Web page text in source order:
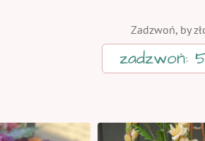
Zadzwoń, by
zadzwoń: